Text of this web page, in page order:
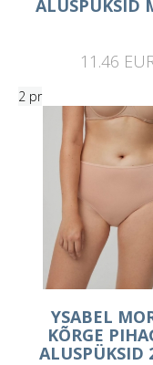
ALUSPÜKSID
11.46
2 pr
YSABEL
KÕRGE
ALUSPÜKSID